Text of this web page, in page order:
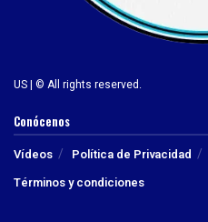
US | © All rights reserved.
Conócenos
Vídeos Política de Privacidad
Términos y condiciones